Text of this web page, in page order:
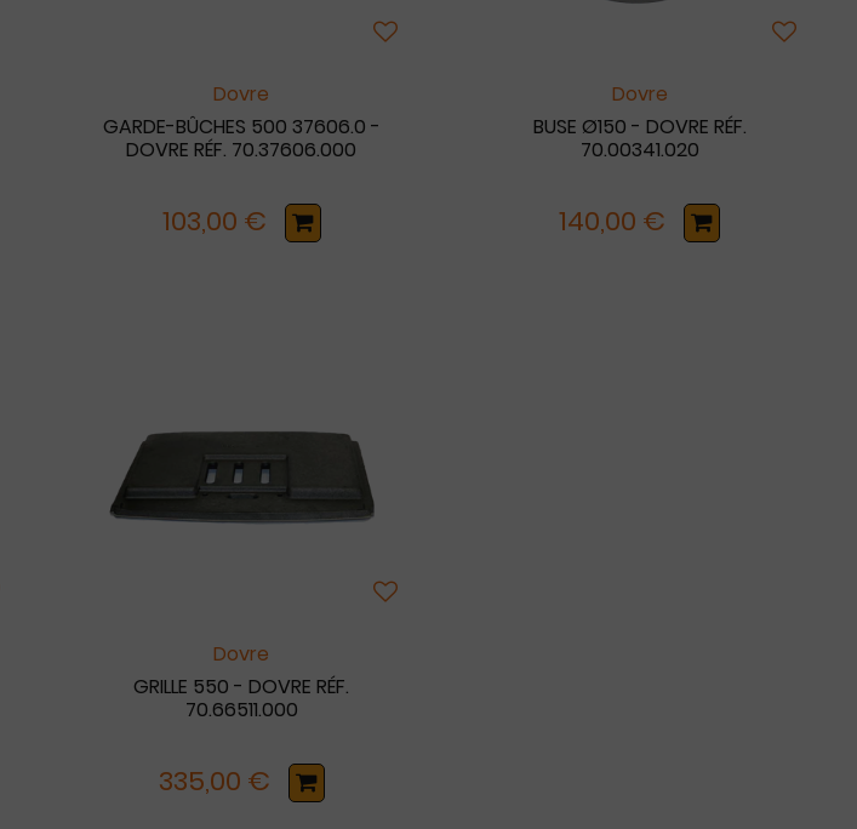
Dovre
GARDE-BÛCHES 500 37606.0 -
DOVRE RÉF. 70.37606.000
103,00 €
Dovre
BUSE Ø150 - DOVRE RÉF.
70.00341.020
140,00 €
Dovre
GRILLE 550 - DOVRE RÉF.
70.66511.000
335,00 €